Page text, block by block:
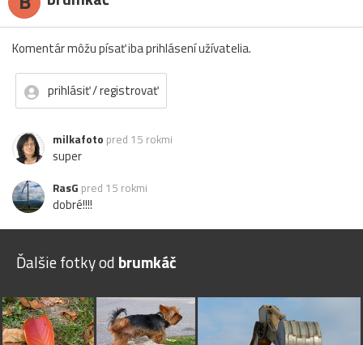
Komentár môžu písať iba prihlásení užívatelia.
prihlásiť / registrovať
milkafoto pred 15 rokmi
super
RasG pred 15 rokmi
dobré!!!!
Ďalšie fotky od brumkáč